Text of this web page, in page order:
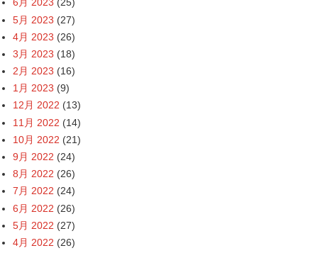
6月 2023 (25)
5月 2023 (27)
4月 2023 (26)
3月 2023 (18)
2月 2023 (16)
1月 2023 (9)
12月 2022 (13)
11月 2022 (14)
10月 2022 (21)
9月 2022 (24)
8月 2022 (26)
7月 2022 (24)
6月 2022 (26)
5月 2022 (27)
4月 2022 (26)